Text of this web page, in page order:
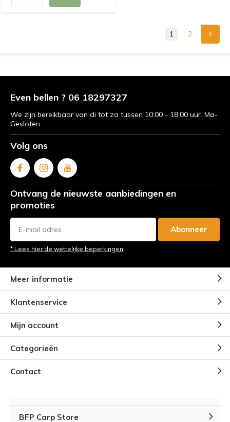
1 2
Even bellen ? 06 18297327
We zijn bereikbaar van di tot za tussen 10:00 - 18:00 uur. Ma-
Gesloten
Volg ons
Ontvang de nieuwste aanbiedingen en
promoties
Abonneer
* Lees hier de wettelijke beperkingen
Meer informatie
Klantenservice
Mijn account
Categorieën
Contact
BFP Carp Store